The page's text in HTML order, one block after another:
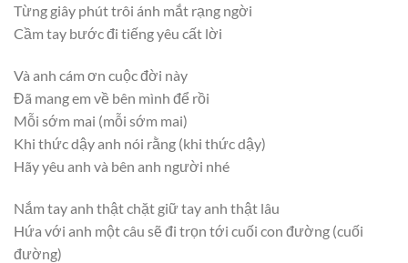
Từng giây phút trôi ánh mắt rạng ngời
Cầm tay bước đi tiếng yêu cất lời
Và anh cám ơn cuộc đời này
Đã mang em về bên mình để rồi
Mỗi sớm mai (mỗi sớm mai)
Khi thức dậy anh nói rằng (khi thức dậy)
Hãy yêu anh và bên anh người nhé
Nắm tay anh thật chặt giữ tay anh thật lâu
Hứa với anh một câu sẽ đi trọn tới cuối con đường (cuối
đường)